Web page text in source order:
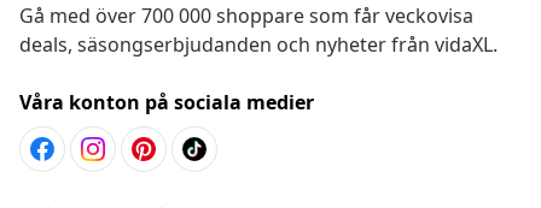
Gå med över 700 000 shoppare som får veckovisa
deals, säsongserbjudanden och nyheter från vidaXL.
Våra konton på sociala medier